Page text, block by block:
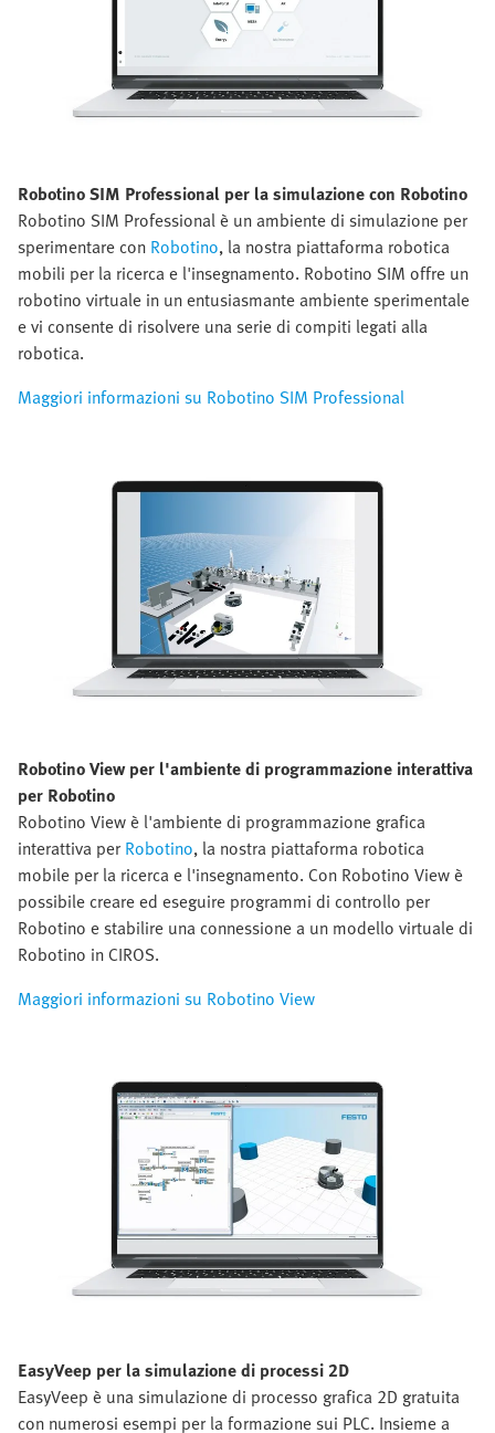
Robotino SIM Professional per la simulazione con Robotino
Robotino SIM Professional è un ambiente di simulazione per
sperimentare con Robotino, la nostra piattaforma robotica
mobili per la ricerca e l'insegnamento. Robotino SIM offre un
robotino virtuale in un entusiasmante ambiente sperimentale
e vi consente di risolvere una serie di compiti legati alla
robotica.
Maggiori informazioni su Robotino SIM Professional
Robotino View per l'ambiente di programmazione interattiva
per Robotino
Robotino View è l'ambiente di programmazione grafica
interattiva per Robotino, la nostra piattaforma robotica
mobile per la ricerca e l'insegnamento. Con Robotino View è
possibile creare ed eseguire programmi di controllo per
Robotino e stabilire una connessione a un modello virtuale di
Robotino in CIROS.
Maggiori informazioni su Robotino View
EasyVeep per la simulazione di processi 2D
EasyVeep è una simulazione di processo grafica 2D gratuita
con numerosi esempi per la formazione sui PLC. Insieme a